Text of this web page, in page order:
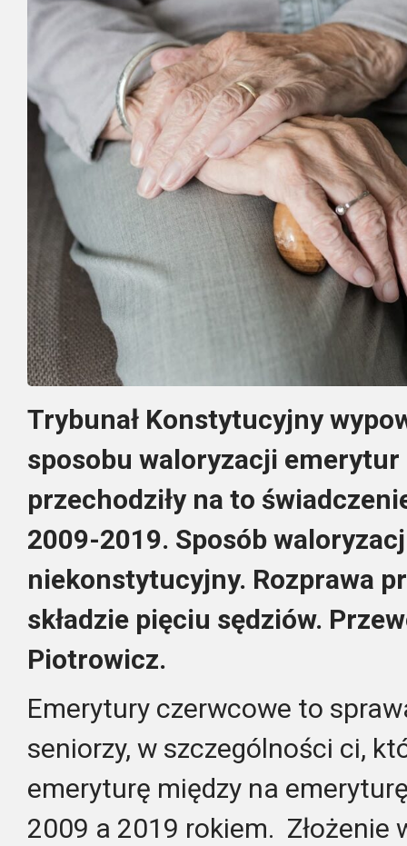
Trybunał Konstytucyjny
sposobu waloryzacji
przechodziły na to
2009-2019. Sposób
niekonstytucyjny. Rozprawa
składzie pięciu sędziów.
Piotrowicz.
Emerytury czerwcowe to
seniorzy, w szczególności ci,
emeryturę między na
2009 a 2019 rokiem. Złożenie